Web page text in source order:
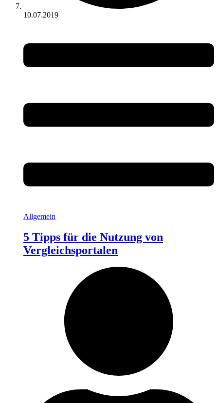
10.07.2019
Allgemein
5 Tipps für die Nutzung von
Vergleichsportalen